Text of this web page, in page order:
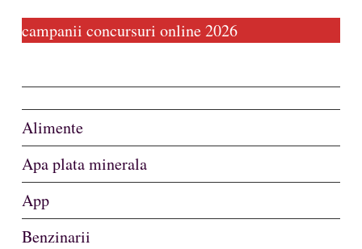
campanii concursuri online 2026
Alimente
Apa plata minerala
App
Benzinarii